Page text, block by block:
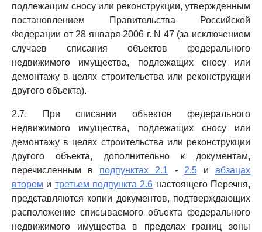
подлежащим сносу или реконструкции, утвержденным
постановлением Правительства Российской
Федерации от 28 января 2006 г. N 47 (за исключением
случаев списания объектов федерального
недвижимого имущества, подлежащих сносу или
демонтажу в целях строительства или реконструкции
другого объекта).
2.7. При списании объектов федерального
недвижимого имущества, подлежащих сносу или
демонтажу в целях строительства или реконструкции
другого объекта, дополнительно к документам,
перечисленным в подпунктах 2.1 - 2.5иабзацах
втором и третьем подпункта 2.6 настоящего Перечня,
представляются копии документов, подтверждающих
расположение списываемого объекта федерального
недвижимого имущества в пределах границ зоны